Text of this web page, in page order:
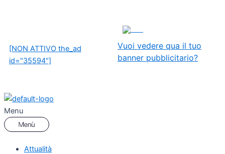
[NON ATTIVO the_ad
id="35594"]
Vuoi vedere qua il tuo
banner pubblicitario?
Menu
Attualità